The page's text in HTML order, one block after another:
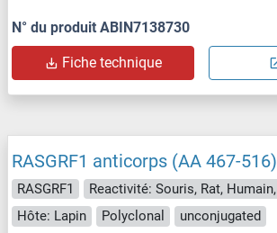
N° du produit ABIN7138730
Fiche technique
RASGRF1 anticorps (AA 467-516)
RASGRF1
Hôte: Lapin
Polyclonal unconjugated